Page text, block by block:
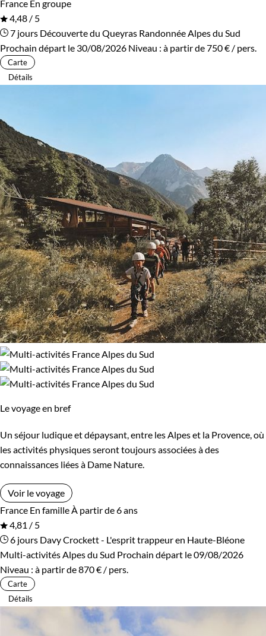
France En groupe
4,48 / 5
7 jours Découverte du Queyras Randonnée Alpes du Sud
Prochain départ le 30/08/2026 Niveau : à partir de750 € / pers.
Carte
Détails
Le voyage en bref
Un séjour ludique et dépaysant, entre les Alpes et la Provence, où
les activités physiques seront toujours associées à des
connaissances liées à Dame Nature.
Voir le voyage
France En famille À partir de 6 ans
4,81 / 5
6 jours Davy Crockett - L'esprit trappeur en Haute-Bléone
Multi-activités Alpes du Sud Prochain départ le 09/08/2026
Niveau : à partir de870 € / pers.
Carte
Détails